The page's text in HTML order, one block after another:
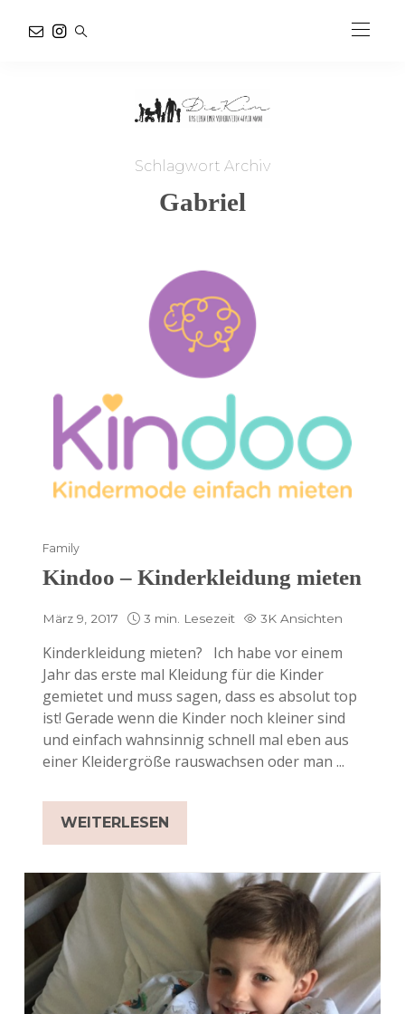
Schlagwort Archiv
Gabriel
Family
Kindoo – Kinderkleidung mieten
März 9, 2017 3 min. Lesezeit 3K Ansichten
Kinderkleidung mieten? Ich habe vor einem
Jahr das erste mal Kleidung für die Kinder
gemietet und muss sagen, dass es absolut top
ist! Gerade wenn die Kinder noch kleiner sind
und einfach wahnsinnig schnell mal eben aus
einer Kleidergröße rauswachsen oder man ...
WEITERLESEN